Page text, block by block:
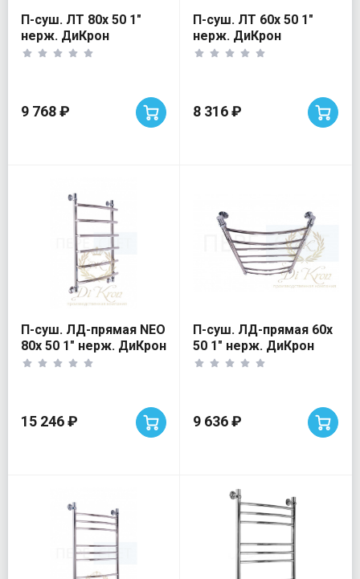
П-суш. ЛТ 80х 50 1"
нерж. ДиКрон
9 768 ₽
П-суш. ЛТ 60х 50 1"
нерж. ДиКрон
8 316 ₽
П-суш. ЛД-прямая NEO
80х 50 1" нерж. ДиКрон
15 246 ₽
П-суш. ЛД-прямая 60х
50 1" нерж. ДиКрон
9 636 ₽